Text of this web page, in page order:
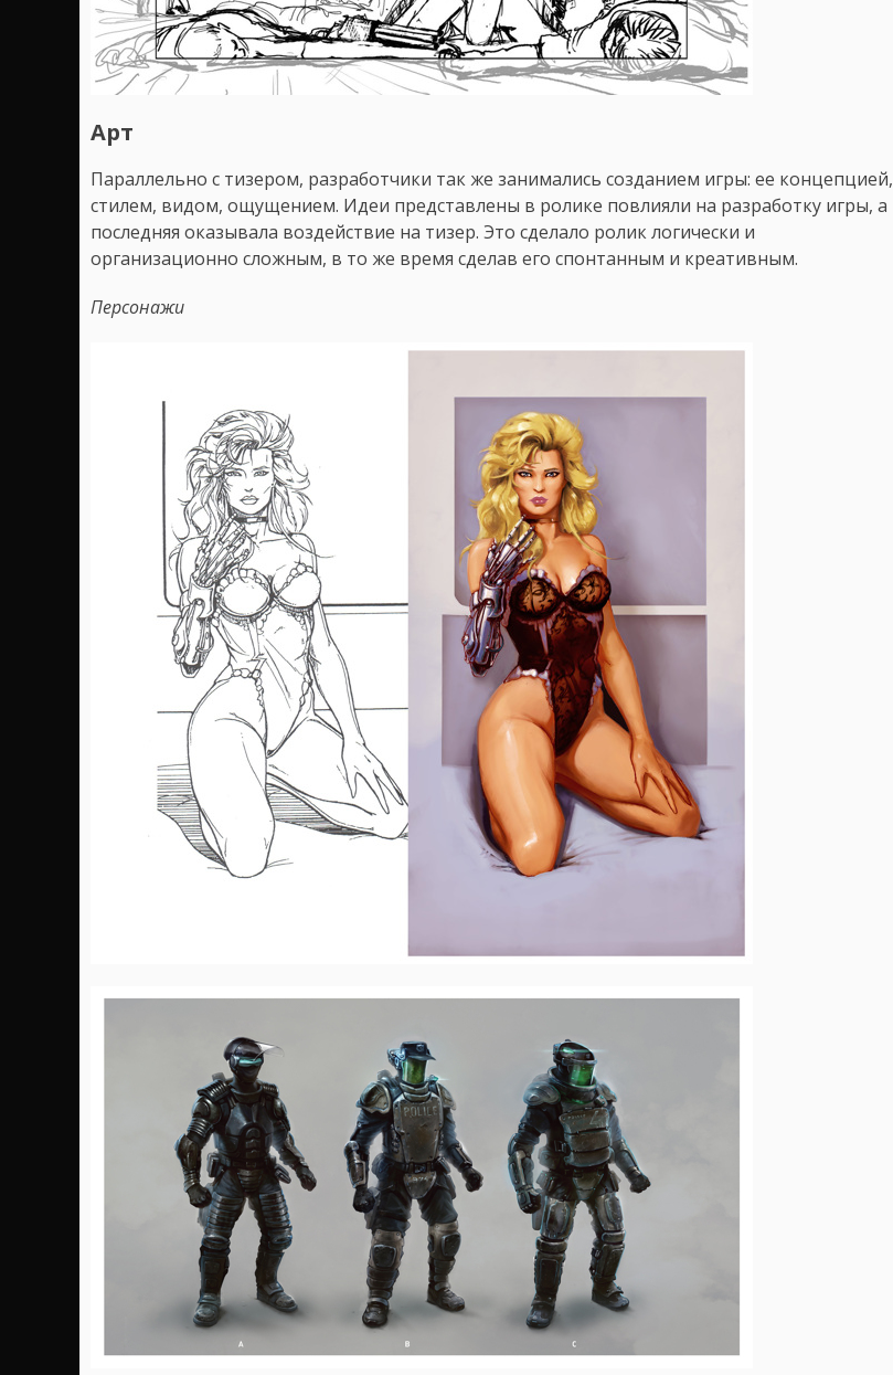
Арт
Параллельно с тизером, разработчики так же занимались созданием игры: ее концепцией,
стилем, видом, ощущением. Идеи представлены в ролике повлияли на разработку игры, а
последняя оказывала воздействие на тизер. Это сделало ролик логически и
организационно сложным, в то же время сделав его спонтанным и креативным.
Персонажи